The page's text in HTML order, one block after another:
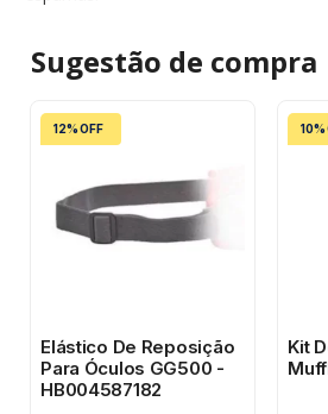
Sugestão de compra
12% OFF
Elástico De Reposição
Para Óculos GG500 -
HB004587182
10%
Kit